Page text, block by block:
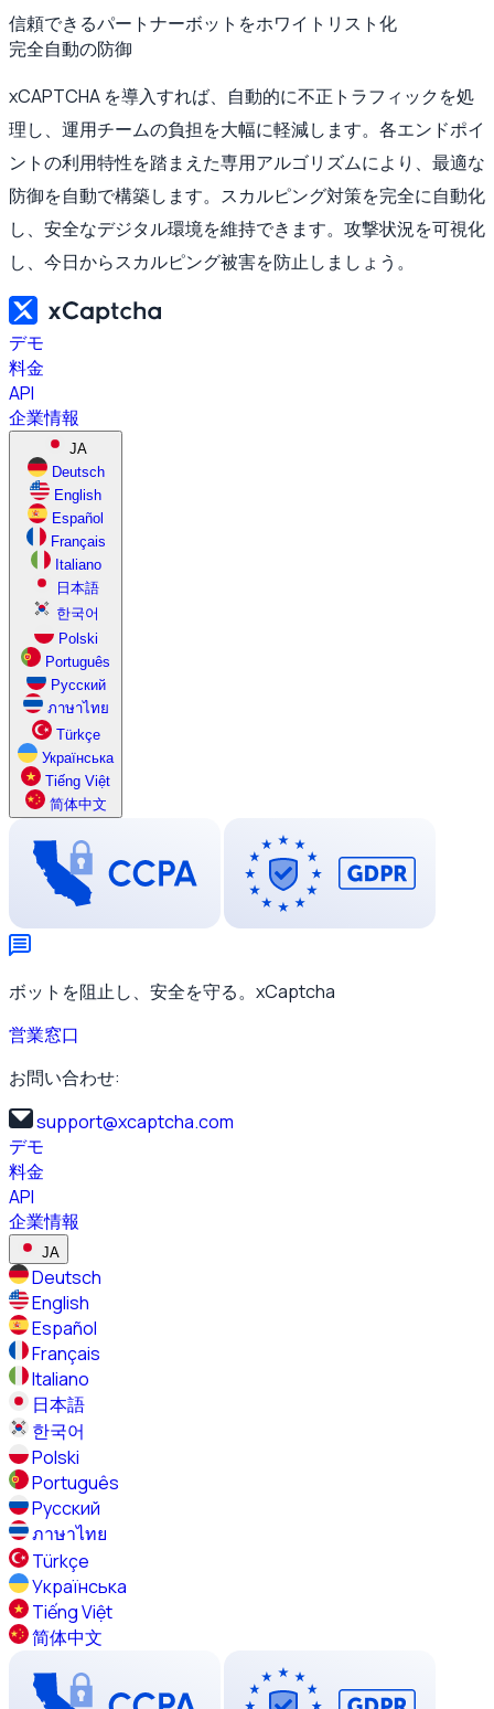
信頼できるパートナーボットをホワイトリスト化
完全自動の防御
xCAPTCHA を導入すれば、自動的に不正トラフィックを処
理し、運用チームの負担を大幅に軽減します。各エンドポイ
ントの利用特性を踏まえた専用アルゴリズムにより、最適な
防御を自動で構築します。スカルピング対策を完全に自動化
し、安全なデジタル環境を維持できます。攻撃状況を可視化
し、今日からスカルピング被害を防止しましょう。
デモ
料金
API
企業情報
JA
Deutsch
English
Español
Français
Italiano
日本語
한국어
Polski
Português
Русский
ภาษาไทย
Türkçe
Українська
Tiếng Việt
简体中文
ボットを阻止し、安全を守る。xCaptcha
営業窓口
お問い合わせ:
support@xcaptcha.com
デモ
料金
API
企業情報
JA
Deutsch
English
Español
Français
Italiano
日本語
한국어
Polski
Português
Русский
ภาษาไทย
Türkçe
Українська
Tiếng Việt
简体中文